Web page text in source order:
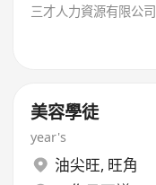
三才人力資源有限公司
美容學徒
year's
油尖旺, 旺角